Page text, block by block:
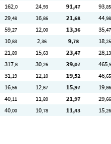
162,0 24,93 91,47 93,85
29,48 16,86 21,68 44,98
59,27 12,00 13,36 35,47
10,83 2,36 9,78 18,25
21,80 15,63 23,47 28,13
317,8 30,26 39,07 465,9
31,19 12,10 19,52 46,65
16,56 12,67 15,97 19,86
40,11 11,80 21,97 29,66
40,00 10,78 11,43 15,26